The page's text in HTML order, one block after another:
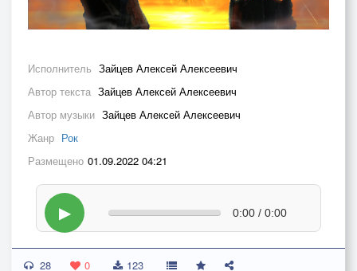
Исполнитель Зайцев Алексей Алексеевич
Автор текста Зайцев Алексей Алексеевич
Автор музыки Зайцев Алексей Алексеевич
Жанр Рок
Размещено 01.09.2022 04:21
▶ 0:00 / 0:00
28 0 123